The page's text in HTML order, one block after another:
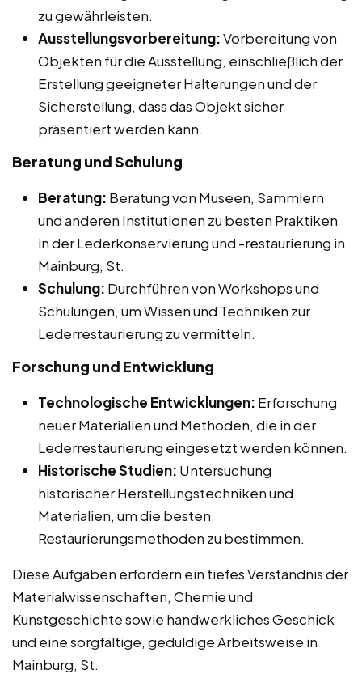
zu gewährleisten.
Ausstellungsvorbereitung:Vorbereitung von
Objekten für die Ausstellung, einschließlich der
Erstellung geeigneter Halterungen und der
Sicherstellung, dass das Objekt sicher
präsentiert werden kann.
Beratung und Schulung
Beratung: Beratung von Museen, Sammlern
und anderen Institutionen zu besten Praktiken
in der Lederkonservierung und -restaurierung in
Mainburg, St.
Schulung: Durchführen von Workshops und
Schulungen, um Wissen und Techniken zur
Lederrestaurierung zu vermitteln.
Forschung und Entwicklung
Technologische Entwicklungen: Erforschung
neuer Materialien und Methoden, die in der
Lederrestaurierung eingesetzt werden können.
Historische Studien: Untersuchung
historischer Herstellungstechniken und
Materialien, um die besten
Restaurierungsmethoden zu bestimmen.
Diese Aufgaben erfordern ein tiefes Verständnis der
Materialwissenschaften, Chemie und
Kunstgeschichte sowie handwerkliches Geschick
und eine sorgfältige, geduldige Arbeitsweise in
Mainburg, St.